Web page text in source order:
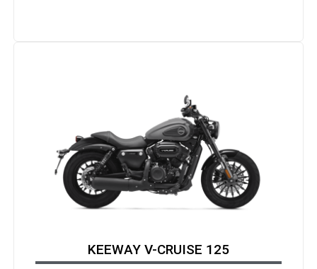
KEEWAY V-CRUISE 125